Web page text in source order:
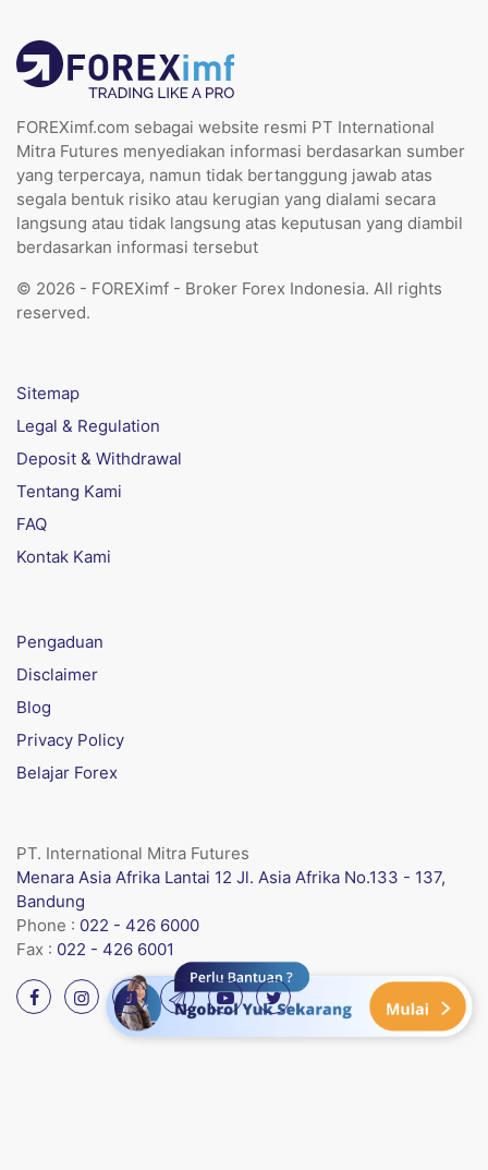
FOREXimf.com sebagai website resmi PT International
Mitra Futures menyediakan informasi berdasarkan sumber
yang terpercaya, namun tidak bertanggung jawab atas
segala bentuk risiko atau kerugian yang dialami secara
langsung atau tidak langsung atas keputusan yang diambil
berdasarkan informasi tersebut
© 2026 - FOREXimf - Broker Forex Indonesia. All rights
reserved.
Sitemap
Legal & Regulation
Deposit & Withdrawal
Tentang Kami
FAQ
Kontak Kami
Pengaduan
Disclaimer
Blog
Privacy Policy
Belajar Forex
PT. International Mitra Futures
Menara Asia Afrika Lantai 12 Jl. Asia Afrika No.133 - 137,
Bandung
Phone : 022 - 426 6000
Fax : 022 - 426 6001